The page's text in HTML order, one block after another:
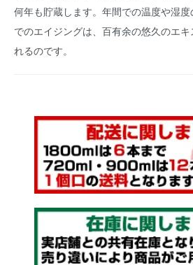
何年も貯蔵します。年間での温度や湿
でのエイジングは、百有余の悠久のエ
れるのです。